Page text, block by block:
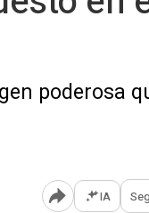
poderosa
Abrir opciones
IA